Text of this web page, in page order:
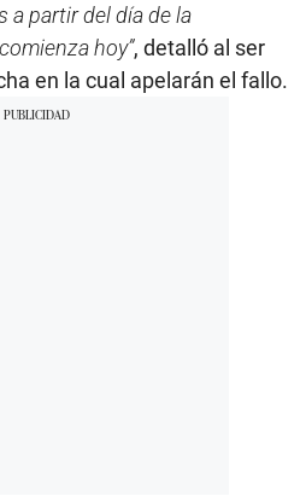
a partir del día de la
hoy”, detalló al ser
en la cual apelarán el fallo.